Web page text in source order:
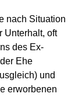
nach Situation
Unterhalt, oft
des Ex-
Ehe
und
erworbenen